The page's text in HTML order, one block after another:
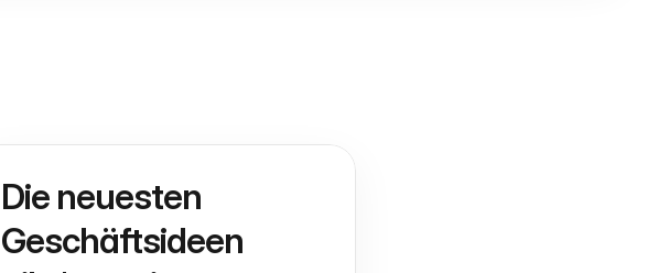
Die neuesten
Geschäftsideen